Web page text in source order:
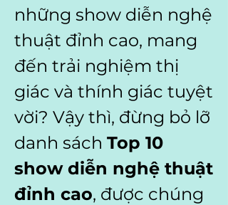
những show diễn nghệ
thuật đỉnh cao, mang
đến trải nghiệm thị
giác và thính giác tuyệt
vời? Vậy thì, đừng bỏ lỡ
danh sách Top 10
show diễn nghệ thuật
đỉnh cao, được chúng